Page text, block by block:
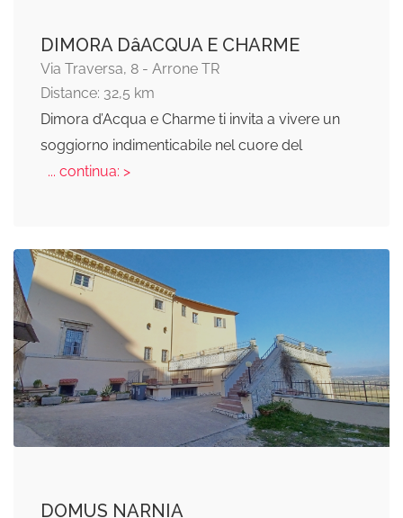
DIMORA DâACQUA E CHARME
Via Traversa, 8 - Arrone TR
Distance: 32,5 km
Dimora d’Acqua e Charme ti invita a vivere un
soggiorno indimenticabile nel cuore del
... continua: >
DOMUS NARNIA